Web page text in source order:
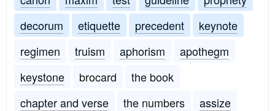
decorum
etiquette precedent
keynote
regimen
truism aphorism
apothegm
keystone
brocard
the book
chapter and verse
the numbers
assize